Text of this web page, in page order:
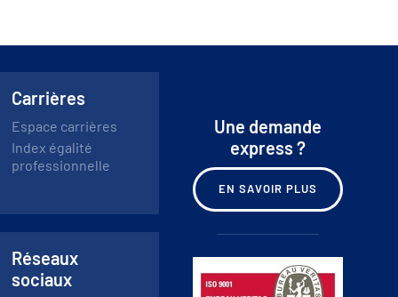
Carrières
Espace carrières
Index égalité
professionnelle
Réseaux
sociaux
Une demande
express ?
EN SAVOIR PLUS